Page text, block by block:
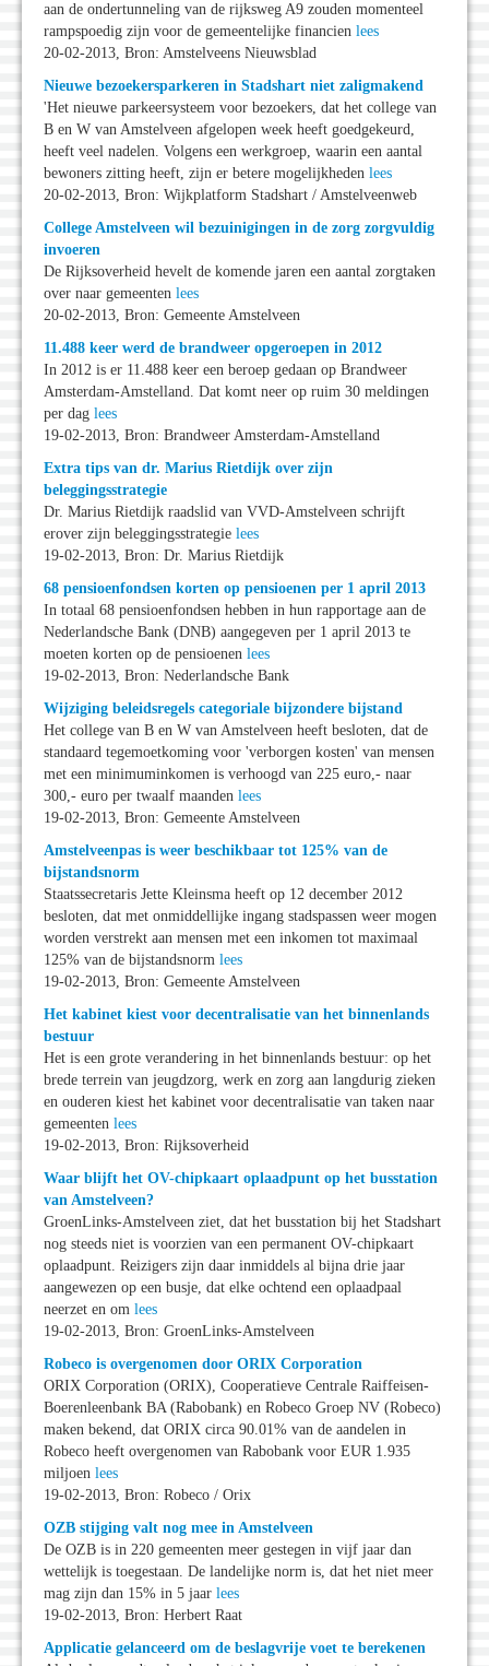
aan de ondertunneling van de rijksweg A9 zouden momenteel
rampspoedig zijn voor de gemeentelijke financien lees
20-02-2013, Bron: Amstelveens Nieuwsblad
Nieuwe bezoekersparkeren in Stadshart niet zaligmakend
'Het nieuwe parkeersysteem voor bezoekers, dat het college van
B en W van Amstelveen afgelopen week heeft goedgekeurd,
heeft veel nadelen. Volgens een werkgroep, waarin een aantal
bewoners zitting heeft, zijn er betere mogelijkheden lees
20-02-2013, Bron: Wijkplatform Stadshart / Amstelveenweb
College Amstelveen wil bezuinigingen in de zorg zorgvuldig
invoeren
De Rijksoverheid hevelt de komende jaren een aantal zorgtaken
over naar gemeenten lees
20-02-2013, Bron: Gemeente Amstelveen
11.488 keer werd de brandweer opgeroepen in 2012
In 2012 is er 11.488 keer een beroep gedaan op Brandweer
Amsterdam-Amstelland. Dat komt neer op ruim 30 meldingen
per dag lees
19-02-2013, Bron: Brandweer Amsterdam-Amstelland
Extra tips van dr. Marius Rietdijk over zijn
beleggingsstrategie
Dr. Marius Rietdijk raadslid van VVD-Amstelveen schrijft
erover zijn beleggingsstrategie lees
19-02-2013, Bron: Dr. Marius Rietdijk
68 pensioenfondsen korten op pensioenen per 1 april 2013
In totaal 68 pensioenfondsen hebben in hun rapportage aan de
Nederlandsche Bank (DNB) aangegeven per 1 april 2013 te
moeten korten op de pensioenen lees
19-02-2013, Bron: Nederlandsche Bank
Wijziging beleidsregels categoriale bijzondere bijstand
Het college van B en W van Amstelveen heeft besloten, dat de
standaard tegemoetkoming voor 'verborgen kosten' van mensen
met een minimuminkomen is verhoogd van 225 euro,- naar
300,- euro per twaalf maanden lees
19-02-2013, Bron: Gemeente Amstelveen
Amstelveenpas is weer beschikbaar tot 125% van de
bijstandsnorm
Staatssecretaris Jette Kleinsma heeft op 12 december 2012
besloten, dat met onmiddellijke ingang stadspassen weer mogen
worden verstrekt aan mensen met een inkomen tot maximaal
125% van de bijstandsnorm lees
19-02-2013, Bron: Gemeente Amstelveen
Het kabinet kiest voor decentralisatie van het binnenlands
bestuur
Het is een grote verandering in het binnenlands bestuur: op het
brede terrein van jeugdzorg, werk en zorg aan langdurig zieken
en ouderen kiest het kabinet voor decentralisatie van taken naar
gemeenten lees
19-02-2013, Bron: Rijksoverheid
Waar blijft het OV-chipkaart oplaadpunt op het busstation
van Amstelveen?
GroenLinks-Amstelveen ziet, dat het busstation bij het Stadshart
nog steeds niet is voorzien van een permanent OV-chipkaart
oplaadpunt. Reizigers zijn daar inmiddels al bijna drie jaar
aangewezen op een busje, dat elke ochtend een oplaadpaal
neerzet en om lees
19-02-2013, Bron: GroenLinks-Amstelveen
Robeco is overgenomen door ORIX Corporation
ORIX Corporation (ORIX), Cooperatieve Centrale Raiffeisen-
Boerenleenbank BA (Rabobank) en Robeco Groep NV (Robeco)
maken bekend, dat ORIX circa 90.01% van de aandelen in
Robeco heeft overgenomen van Rabobank voor EUR 1.935
miljoen lees
19-02-2013, Bron: Robeco / Orix
OZB stijging valt nog mee in Amstelveen
De OZB is in 220 gemeenten meer gestegen in vijf jaar dan
wettelijk is toegestaan. De landelijke norm is, dat het niet meer
mag zijn dan 15% in 5 jaar lees
19-02-2013, Bron: Herbert Raat
Applicatie gelanceerd om de beslagvrije voet te berekenen